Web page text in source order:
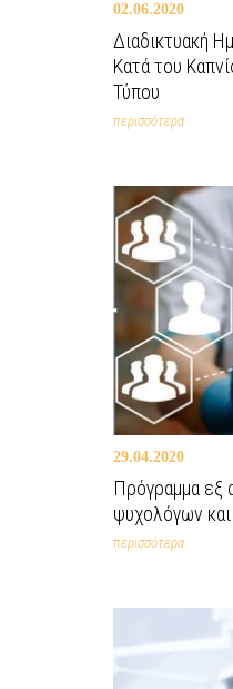
02.06.2020
Διαδικτυακή
Κατά του
Τύπου
περισσότερα
29.04.2020
Πρόγραμμα εξ
ψυχολόγων
περισσότερα